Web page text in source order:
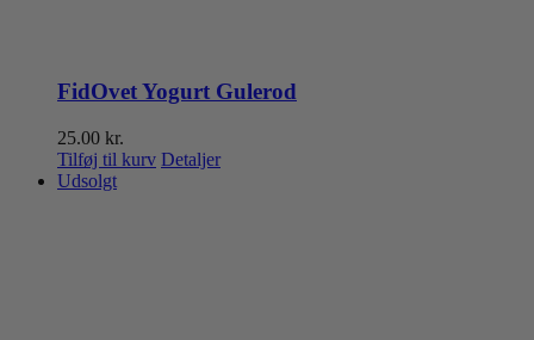
FidOvet Yogurt Gulerod
25.00 kr.
Tilføj til kurv Detaljer
Udsolgt